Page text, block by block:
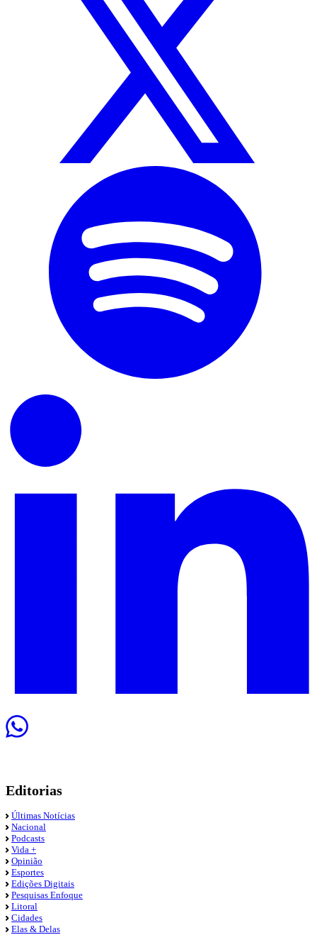
Editorias
Últimas Notícias
Nacional
Podcasts
Vida +
Opinião
Esportes
Edições Digitais
Pesquisas Enfoque
Litoral
Cidades
Elas & Delas